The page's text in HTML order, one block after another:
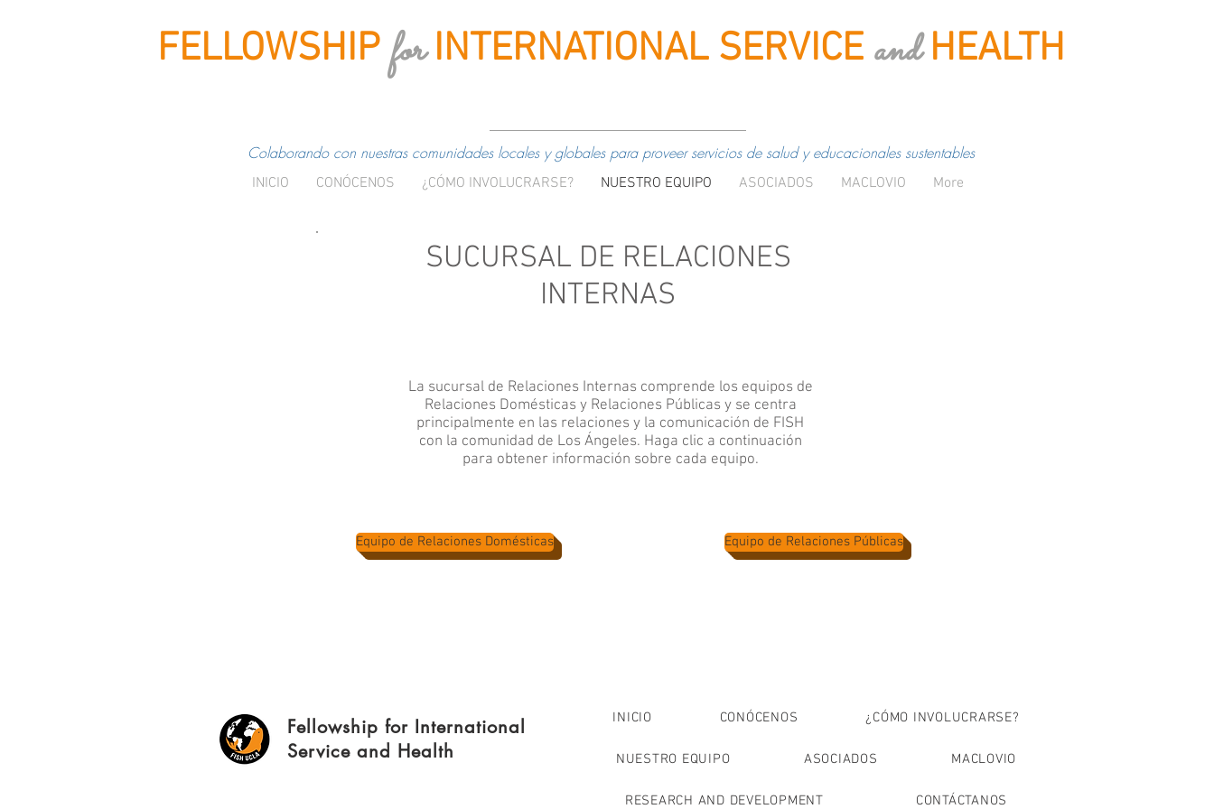
FELLOWSHIP for INTERNATIONAL SERVICE and HEALTH
Colaborando con nuestras comunidades locales y globales para proveer servicios de salud y educacionales sustentables
INICIO CONÓCENOS ¿CÓMO INVOLUCRARSE? NUESTRO EQUIPO ASOCIADOS MACLOVIO More
SUCURSAL DE RELACIONES
INTERNAS
La sucursal de Relaciones Internas comprende los equipos de
Relaciones Domésticas y Relaciones Públicas y se centra
principalmente en las relaciones y la comunicación de FISH
con la comunidad de Los Ángeles. Haga clic a continuación
para obtener información sobre cada equipo.
Equipo de Relaciones Domésticas Equipo de Relaciones Públicas
Fellowship for International
Service and Health
INICIO CONÓCENOS ¿CÓMO INVOLUCRARSE?
NUESTRO EQUIPO ASOCIADOS MACLOVIO
RESEARCH AND DEVELOPMENT CONTÁCTANOS